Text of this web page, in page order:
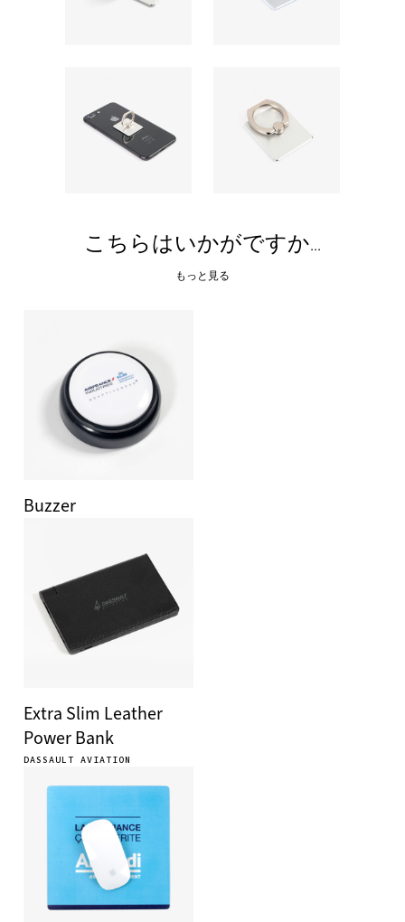
こちらはいかがですか...
もっと見る
Buzzer
Extra Slim Leather
Power Bank
DASSAULT AVIATION